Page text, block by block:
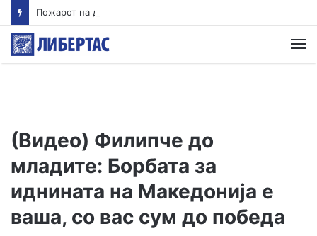
(Видео) Филипче до
младите: Борбата за
иднината на Македонија е
ваша, со вас сум до победа